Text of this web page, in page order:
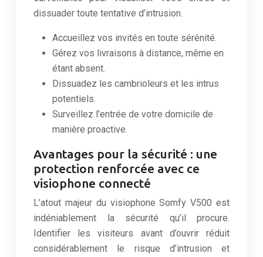
dissuader toute tentative d’intrusion.
Accueillez vos invités en toute sérénité.
Gérez vos livraisons à distance, même en
étant absent.
Dissuadez les cambrioleurs et les intrus
potentiels.
Surveillez l’entrée de votre domicile de
manière proactive.
Avantages pour la sécurité : une
protection renforcée avec ce
visiophone connecté
L’atout majeur du visiophone Somfy V500 est
indéniablement la sécurité qu’il procure.
Identifier les visiteurs avant d’ouvrir réduit
considérablement le risque d’intrusion et